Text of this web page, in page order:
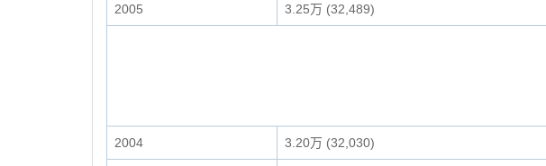
2005 3.25万 (32,489)
2004 3.20万 (32,030)